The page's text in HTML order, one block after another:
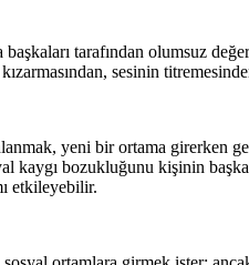
tarafından olumsuz
sesinin
yeni bir ortama girerken
kaygı bozukluğunu kişinin
etkileyebilir.